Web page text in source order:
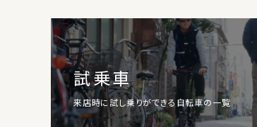
試乗車
来店時に試し乗りができる自転車の一覧